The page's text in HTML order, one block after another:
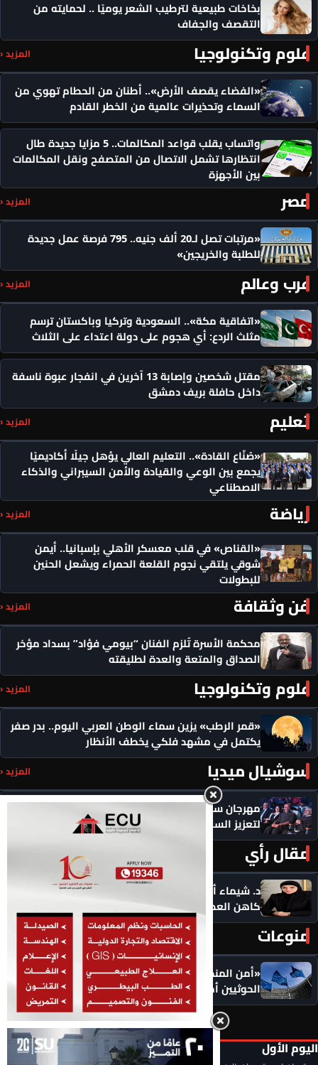
بخاخات طبيعية لترطيب الشعر يوميًا .. لحمايته من
التقصف والجفاف
علوم وتكنولوجيا المزيد ‹
«الفضاء يقصف الأرض».. أطنان من الحطام تهوي من
السماء وتحذيرات عالمية من الخطر القادم
واتساب يقلب قواعد المكالمات.. 5 مزايا جديدة طال
انتظارها تشمل الاتصال من المتصفح ونقل المكالمات
بين الأجهزة
مصر المزيد ‹
«مرتبات تصل لـ20 ألف جنيه.. 795 فرصة عمل جديدة
للطلبة والخريجين»
عرب وعالم المزيد ‹
«اتفاقية مكة».. السعودية وتركيا وباكستان ترسم
مثلث الردع: أي هجوم على دولة اعتداء على الثلاث
مقتل شخصين وإصابة 13 آخرين في انفجار عبوة ناسفة
داخل حافلة بريف دمشق
تعليم المزيد ‹
«صُنّاع القادة».. التعليم العالي يؤهل جيلًا أكاديميًا
يجمع بين الوعي والقيادة والأمن السيبراني والذكاء
الاصطناعي
رياضة المزيد ‹
«القناص» في قلب معسكر الأهلي بإسبانيا.. أيمن
شوقي يلتقي نجوم القلعة الحمراء ويشعل الحنين
للبطولات
فن وثقافة المزيد ‹
محكمة الأسرة تُلزم الفنان “بيومي فؤاد” بسداد مؤخر
الصداق والمتعة والعدة لطليقته
علوم وتكنولوجيا المزيد ‹
«قمر الرطب» يزين سماء الوطن العربي اليوم.. بدر صفر
يكتمل في مشهد فلكي يخطف الأنظار
سوشيال ميديا المزيد ‹
مهرجان سيمفوني للفنون يكرم رموزاً مؤثرة ويدعو
لتعزيز السلام
مقال رأي
د. شيماء أحمدين تكتب .. حين يصبح الذكاء الاصطناعي
كاهن العصر: هل نستبدل التأمل بالاستهلاك؟
منوعات المزيد ‹
«أمن المنطقة في خطر».. الاتحاد الأوروبي يضع
الحوثيين أمام مسؤولياتهم: أوقفوا الهجمات فورًا
اليوم الأول